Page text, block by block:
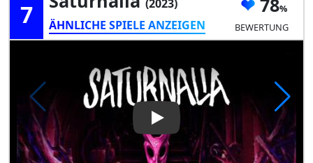
7
(2023)
ÄHNLICHE SPIELE ANZEIGEN
78
BEWERTUNG
Play Video: Saturnalia